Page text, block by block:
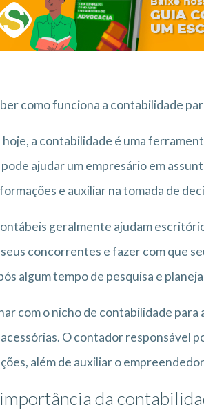
como funciona a contabilidade
hoje, a contabilidade é uma
ajudar um empresário em
e auxiliar na tomada de
geralmente ajudam
concorrentes e fazer com que
algum tempo de pesquisa e
com o nicho de contabilidade
O contador responsável
além de auxiliar o
da